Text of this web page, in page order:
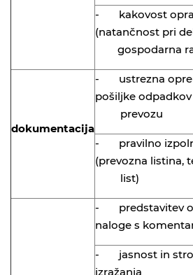
- kakovost
(natančnost pri
gospodarna
dokumentacija
- ustrezna
pošiljke
prevozu
- pravilno
(prevozna listina,
list)
- predstavitev
naloge s
- jasnost in
izražanja